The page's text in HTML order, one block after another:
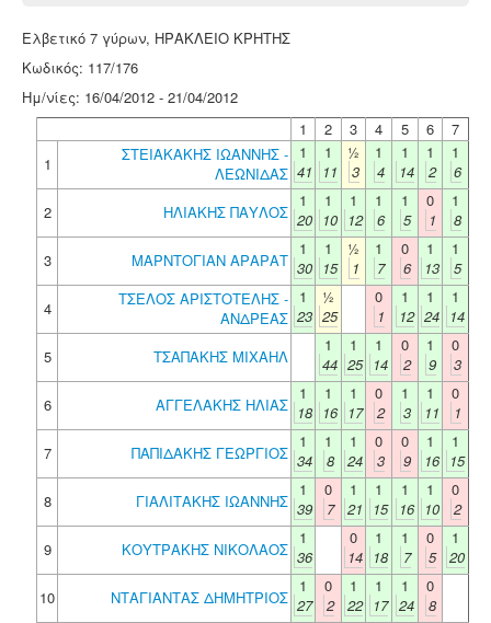
Ελβετικό 7 γύρων, ΗΡΑΚΛΕΙΟ ΚΡΗΤΗΣ
Κωδικός: 117/176
Ημ/νίες: 16/04/2012 - 21/04/2012
1
2 3 4 5 6
7
1
ΣΤΕΙΑΚΑΚΗΣ ΙΩΑΝΝΗΣ -
ΛΕΩΝΙΔΑΣ
1
41
1
11
½
3
1
4
1
14
1
2
1
6
2
ΗΛΙΑΚΗΣ ΠΑΥΛΟΣ
1
20
1
10
1
12
1
6
1
5
0
1
1
8
3
ΜΑΡΝΤΟΓΙΑΝ ΑΡΑΡΑΤ
1
30
1
15
½
1
1
7
0
6
1
13
1
5
4
ΤΣΕΛΟΣ ΑΡΙΣΤΟΤΕΛΗΣ -
ΑΝΔΡΕΑΣ
1
23
½
25
0
1
1
12
1
24
1
14
5
ΤΣΑΠΑΚΗΣ ΜΙΧΑΗΛ
1
44
1
25
1
14
0
2
1
9
0
3
6
ΑΓΓΕΛΑΚΗΣ ΗΛΙΑΣ
1
18
1
16
1
17
0
2
1
3
1
11
0
1
7
ΠΑΠΙΔΑΚΗΣ ΓΕΩΡΓΙΟΣ
1
34
1
8
1
24
0
3
0
9
1
16
1
15
8
ΓΙΑΛΙΤΑΚΗΣ ΙΩΑΝΝΗΣ
1
39
0
7
1
21
1
15
1
16
1
10
0
2
9
ΚΟΥΤΡΑΚΗΣ ΝΙΚΟΛΑΟΣ
1
36
0
14
1
18
1
7
0
5
1
20
10
ΝΤΑΓΙΑΝΤΑΣ ΔΗΜΗΤΡΙΟΣ
1
27
0
2
1
22
1
17
1
24
0
8